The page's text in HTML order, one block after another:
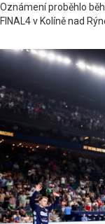
Oznámení proběhlo
FINAL4 v Kolíně nad